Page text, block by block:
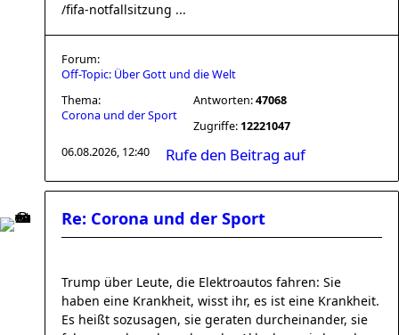
/fifa-notfallsitzung ...
Forum:
Off-Topic: Über Gott und die Welt
Thema:
Corona und der Sport
Antworten:47068
Zugriffe: 12221047
06.08.2026, 12:40
Rufe den Beitrag auf
Re: Corona und der Sport
Trump über Leute, die Elektroautos fahren: Sie
haben eine Krankheit, wisst ihr, es ist eine Krankheit.
Es heißt sozusagen, sie geraten durcheinander, sie